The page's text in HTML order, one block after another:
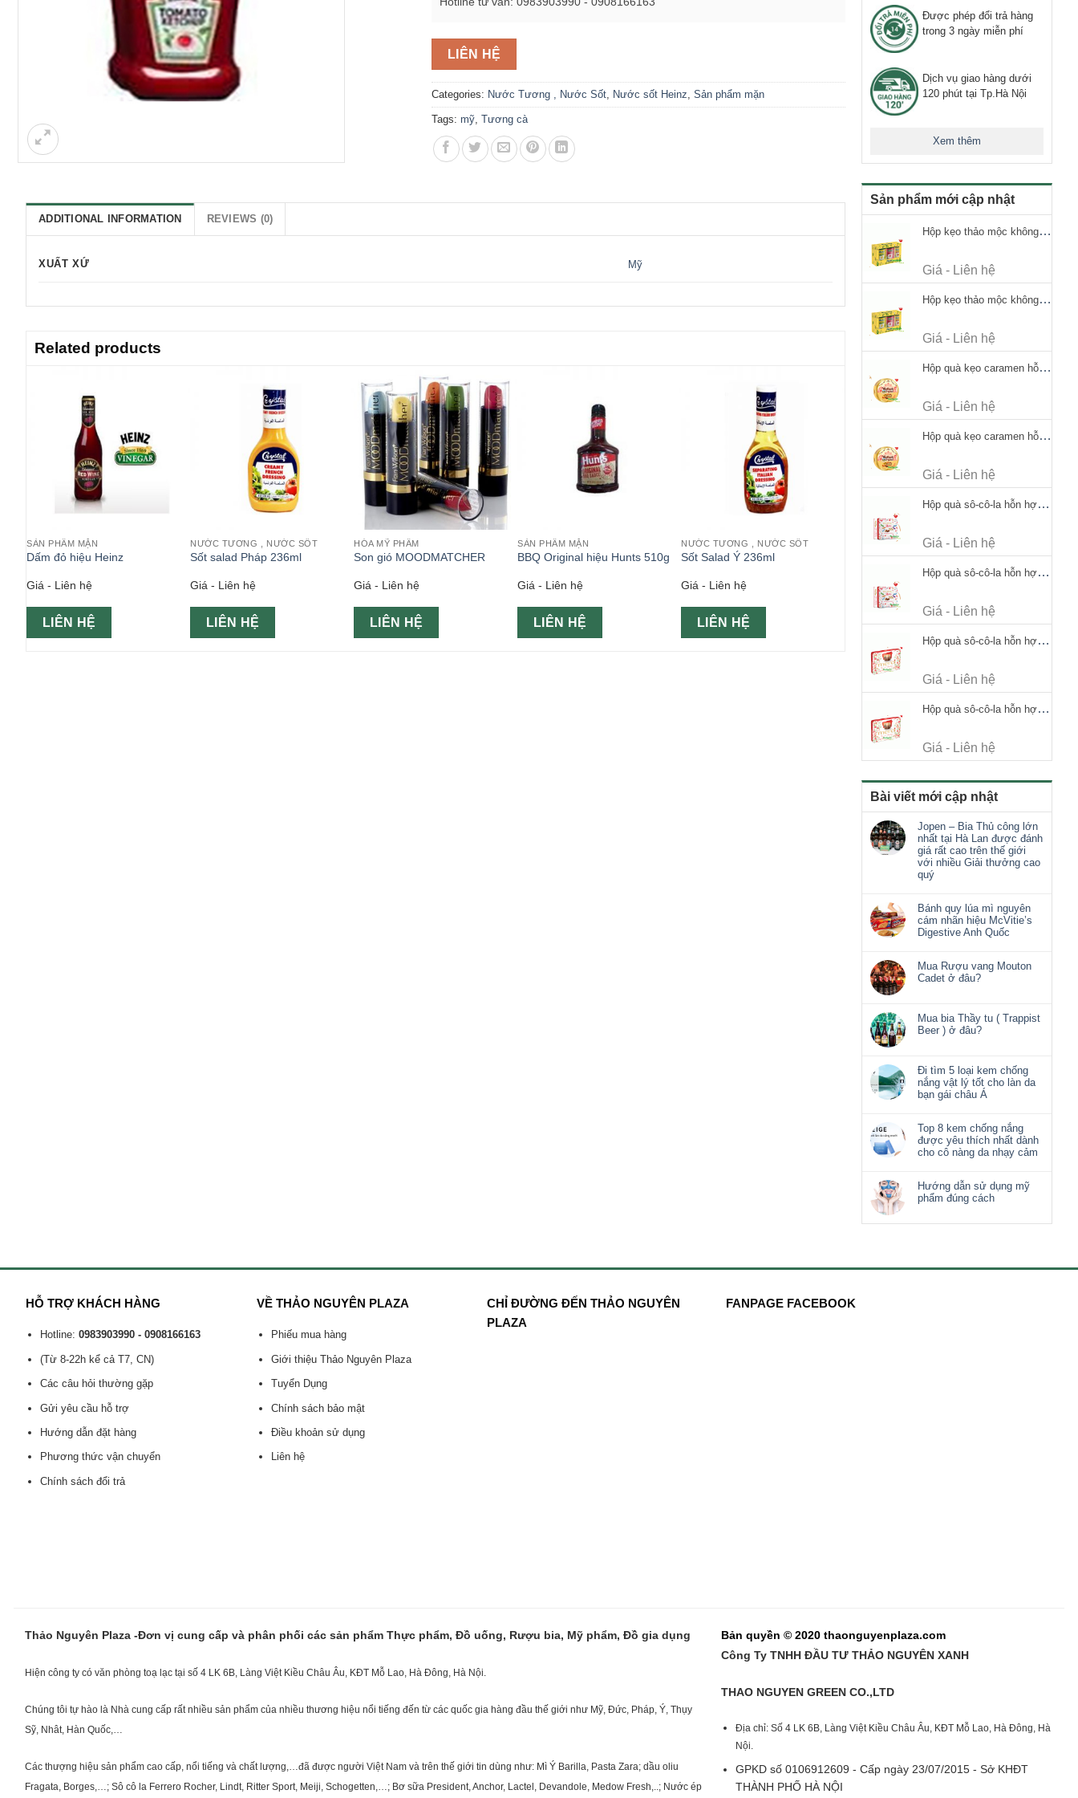
Được phép đổi trả hàng
trong 3 ngày miễn phí
Dịch vụ giao hàng dưới
120 phút tại Tp.Hà Nội
Xem thêm
Sản phẩm mới cập nhật
Hộp kẹo thảo mộc không đường Ricola Signature 112.5g
Giá - Liên hệ
Hộp kẹo thảo mộc không đường Ricola Signature 112.5g
Giá - Liên hệ
Hộp quà kẹo caramen hỗn hợp Werther's Original Caramel Candy 170g
Giá - Liên hệ
Hộp quà kẹo caramen hỗn hợp Werther's Original Caramel Candy 170g
Giá - Liên hệ
Hộp quà sô-cô-la hỗn hợp Merci Petits Chocolate Collection 125g thiếc
Giá - Liên hệ
Hộp quà sô-cô-la hỗn hợp Merci Petits Chocolate Collection 125g thiếc
Giá - Liên hệ
Hộp quà sô-cô-la hỗn hợp Merci Finest Selection 250g thiếc
Giá - Liên hệ
Hộp quà sô-cô-la hỗn hợp Merci Finest Selection 250g thiếc
Giá - Liên hệ
Bài viết mới cập nhật
Jopen – Bia Thủ công lớn
nhất tại Hà Lan được đánh
giá rất cao trên thế giới
với nhiều Giải thưởng cao
quý
Bánh quy lúa mì nguyên
cám nhãn hiệu McVitie’s
Digestive Anh Quốc
Mua Rượu vang Mouton
Cadet ở đâu?
Mua bia Thầy tu ( Trappist
Beer ) ở đâu?
Đi tìm 5 loại kem chống
nắng vật lý tốt cho làn da
bạn gái châu Á
Top 8 kem chống nắng
được yêu thích nhất dành
cho cô nàng da nhạy cảm
Hướng dẫn sử dụng mỹ
phẩm đúng cách
LIÊN HỆ
Categories: Nước Tương , Nước Sốt, Nước sốt Heinz, Sản phẩm mặn
Tags: mỹ, Tương cà
ADDITIONAL INFORMATION REVIEWS (0)
XUẤT XỨ Mỹ
Related products
SẢN PHẨM MẶN
Dấm đỏ hiệu Heinz
Giá - Liên hệ
LIÊN HỆ
NƯỚC TƯƠNG , NƯỚC SỐT
Sốt salad Pháp 236ml
Giá - Liên hệ
LIÊN HỆ
HÓA MỸ PHẨM
Son gió MOODMATCHER
Giá - Liên hệ
LIÊN HỆ
SẢN PHẨM MẶN
BBQ Original hiệu Hunts 510g
Giá - Liên hệ
LIÊN HỆ
NƯỚC TƯƠNG , NƯỚC SỐT
Sốt Salad Ý 236ml
Giá - Liên hệ
LIÊN HỆ
HỖ TRỢ KHÁCH HÀNG
Hotline: 0983903990 - 0908166163
(Từ 8-22h kể cả T7, CN)
Các câu hỏi thường gặp
Gửi yêu cầu hỗ trợ
Hướng dẫn đặt hàng
Phương thức vận chuyển
Chính sách đổi trả
VỀ THẢO NGUYÊN PLAZA
Phiếu mua hàng
Giới thiệu Thảo Nguyên Plaza
Tuyển Dụng
Chính sách bảo mật
Điều khoản sử dụng
Liên hệ
CHỈ ĐƯỜNG ĐẾN THẢO NGUYÊN
PLAZA
FANPAGE FACEBOOK
Thảo Nguyên Plaza -Đơn vị cung cấp và phân phối các sản phẩm Thực phẩm, Đồ uống, Rượu bia, Mỹ phẩm, Đồ gia dụng
Hiện công ty có văn phòng toạ lạc tại số 4 LK 6B, Làng Việt Kiều Châu Âu, KĐT Mỗ Lao, Hà Đông, Hà Nội.
Chúng tôi tự hào là Nhà cung cấp rất nhiều sản phẩm của nhiều thương hiệu nổi tiếng đến từ các quốc gia hàng đầu thế giới như Mỹ, Đức, Pháp, Ý, Thụy
Sỹ, Nhât, Hàn Quốc,…
Các thượng hiệu sản phẩm cao cấp, nổi tiếng và chất lượng,…đã được người Việt Nam và trên thế giới tin dùng như: Mì Ý Barilla, Pasta Zara; dầu oliu
Fragata, Borges,…; Sô cô la Ferrero Rocher, Lindt, Ritter Sport, Meiji, Schogetten,…; Bơ sữa President, Anchor, Lactel, Devandole, Medow Fresh,..; Nước ép
Bản quyền © 2020 thaonguyenplaza.com
Công Ty TNHH ĐẦU TƯ THẢO NGUYÊN XANH
THAO NGUYEN GREEN CO.,LTD
Địa chỉ: Số 4 LK 6B, Làng Việt Kiều Châu Âu, KĐT Mỗ Lao, Hà Đông, Hà
Nội.
GPKD số 0106912609 - Cấp ngày 23/07/2015 - Sở KHĐT
THÀNH PHỐ HÀ NỘI